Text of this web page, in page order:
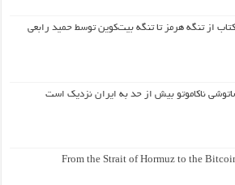
از تنگه هرمز تا تنگه بیت‌کوین توسط حمید رابعی
ناکاموتو بیش از حد به ایران نزدیک است
From the Strait of Hormuz to the